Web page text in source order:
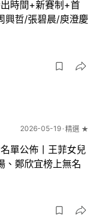
時間+新賽制+首
興哲/張碧晨/庾澄慶
2026-05-19 精選 ★
單公佈丨王菲女兒
、鄭欣宜榜上無名